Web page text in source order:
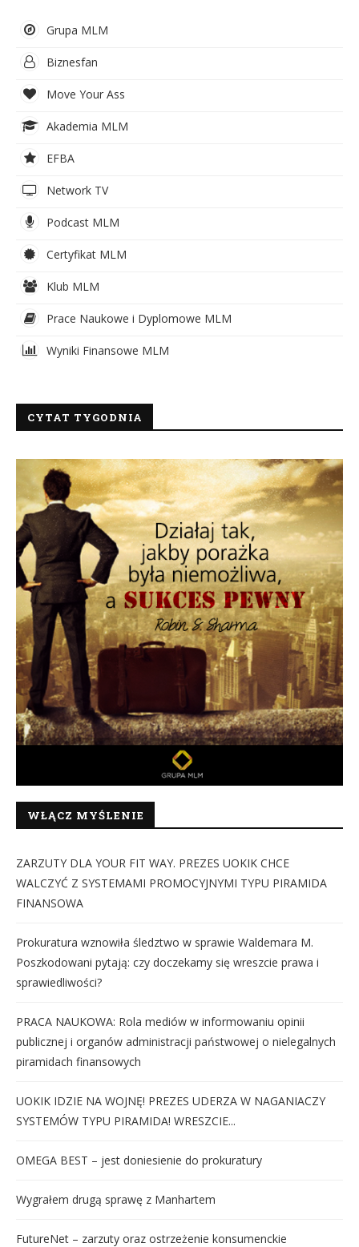
Grupa MLM
Biznesfan
Move Your Ass
Akademia MLM
EFBA
Network TV
Podcast MLM
Certyfikat MLM
Klub MLM
Prace Naukowe i Dyplomowe MLM
Wyniki Finansowe MLM
CYTAT TYGODNIA
WŁĄCZ MYŚLENIE
ZARZUTY DLA YOUR FIT WAY. PREZES UOKIK CHCE
WALCZYĆ Z SYSTEMAMI PROMOCYJNYMI TYPU PIRAMIDA
FINANSOWA
Prokuratura wznowiła śledztwo w sprawie Waldemara M.
Poszkodowani pytają: czy doczekamy się wreszcie prawa i
sprawiedliwości?
PRACA NAUKOWA: Rola mediów w informowaniu opinii
publicznej i organów administracji państwowej o nielegalnych
piramidach finansowych
UOKIK IDZIE NA WOJNĘ! PREZES UDERZA W NAGANIACZY
SYSTEMÓW TYPU PIRAMIDA! WRESZCIE...
OMEGA BEST – jest doniesienie do prokuratury
Wygrałem drugą sprawę z Manhartem
FutureNet – zarzuty oraz ostrzeżenie konsumenckie